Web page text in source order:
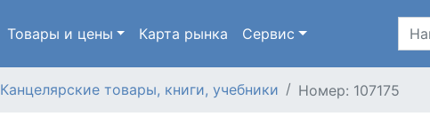
Товары и цены Карта рынка Сервис
Канцелярские товары, книги, учебники Номер: 107175